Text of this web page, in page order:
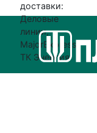
доставки:
Деловые
линии,
MajorExpress,
ТК Энергия